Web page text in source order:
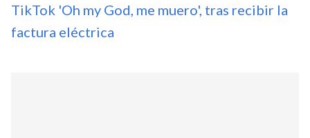
TikTok 'Oh my God, me muero', tras recibir la
factura eléctrica